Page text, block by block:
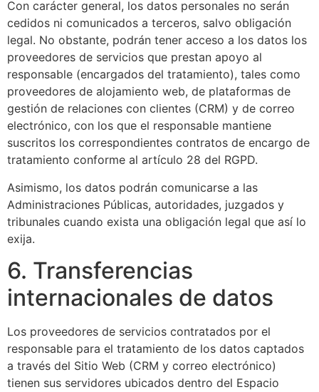
Con carácter general, los datos personales no serán
cedidos ni comunicados a terceros, salvo obligación
legal. No obstante, podrán tener acceso a los datos los
proveedores de servicios que prestan apoyo al
responsable (encargados del tratamiento), tales como
proveedores de alojamiento web, de plataformas de
gestión de relaciones con clientes (CRM) y de correo
electrónico, con los que el responsable mantiene
suscritos los correspondientes contratos de encargo de
tratamiento conforme al artículo 28 del RGPD.
Asimismo, los datos podrán comunicarse a las
Administraciones Públicas, autoridades, juzgados y
tribunales cuando exista una obligación legal que así lo
exija.
6. Transferencias
internacionales de datos
Los proveedores de servicios contratados por el
responsable para el tratamiento de los datos captados
a través del Sitio Web (CRM y correo electrónico)
tienen sus servidores ubicados dentro del Espacio